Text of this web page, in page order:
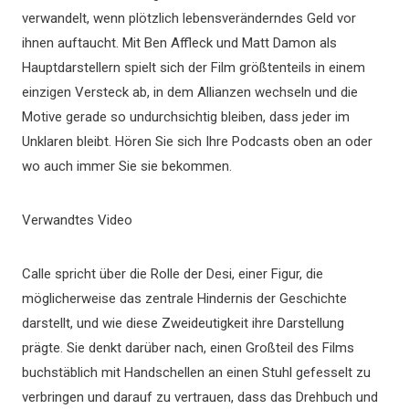
verwandelt, wenn plötzlich lebensveränderndes Geld vor
ihnen auftaucht. Mit Ben Affleck und Matt Damon als
Hauptdarstellern spielt sich der Film größtenteils in einem
einzigen Versteck ab, in dem Allianzen wechseln und die
Motive gerade so undurchsichtig bleiben, dass jeder im
Unklaren bleibt. Hören Sie sich Ihre Podcasts oben an oder
wo auch immer Sie sie bekommen.
Verwandtes Video
Calle spricht über die Rolle der Desi, einer Figur, die
möglicherweise das zentrale Hindernis der Geschichte
darstellt, und wie diese Zweideutigkeit ihre Darstellung
prägte. Sie denkt darüber nach, einen Großteil des Films
buchstäblich mit Handschellen an einen Stuhl gefesselt zu
verbringen und darauf zu vertrauen, dass das Drehbuch und